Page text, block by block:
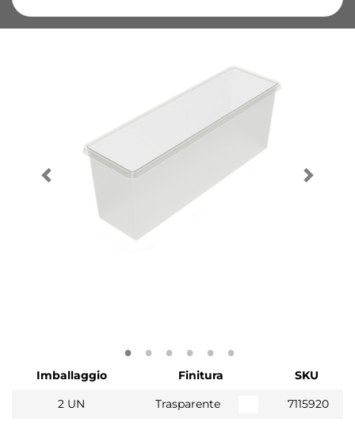
Imballaggio Finitura
SKU
2 UN
Trasparente 7115920